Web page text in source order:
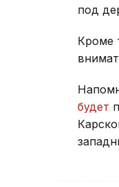
под
Кроме
будет